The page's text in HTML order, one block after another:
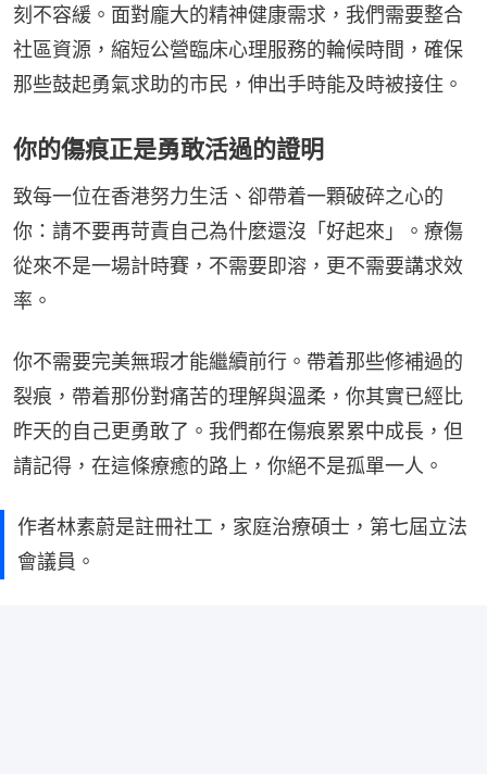
刻不容緩。面對龐大的精神健康需求，我們需要整合
社區資源，縮短公營臨床心理服務的輪候時間，確保
那些鼓起勇氣求助的市民，伸出手時能及時被接住。
你的傷痕正是勇敢活過的證明
致每一位在香港努力生活、卻帶着一顆破碎之心的
你：請不要再苛責自己為什麼還沒「好起來」。療傷
從來不是一場計時賽，不需要即溶，更不需要講求效
率。
你不需要完美無瑕才能繼續前行。帶着那些修補過的
裂痕，帶着那份對痛苦的理解與溫柔，你其實已經比
昨天的自己更勇敢了。我們都在傷痕累累中成長，但
請記得，在這條療癒的路上，你絕不是孤單一人。
作者林素蔚是註冊社工，家庭治療碩士，第七屆立法
會議員。